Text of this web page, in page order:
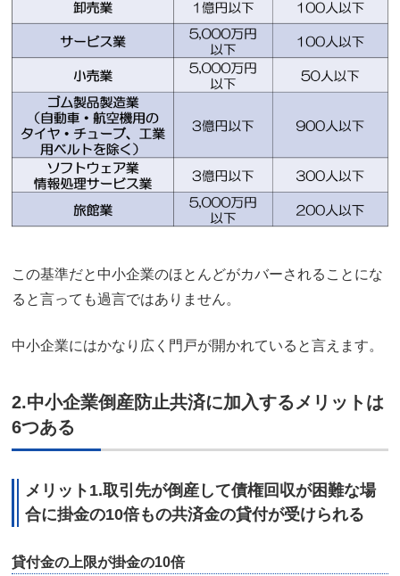
この基準だと中小企業のほとんどがカバーされることにな
ると言っても過言ではありません。
中小企業にはかなり広く門戸が開かれていると言えます。
2.中小企業倒産防止共済に加入するメリットは
6つある
メリット1.取引先が倒産して債権回収が困難な場
合に掛金の10倍もの共済金の貸付が受けられる
貸付金の上限が掛金の10倍